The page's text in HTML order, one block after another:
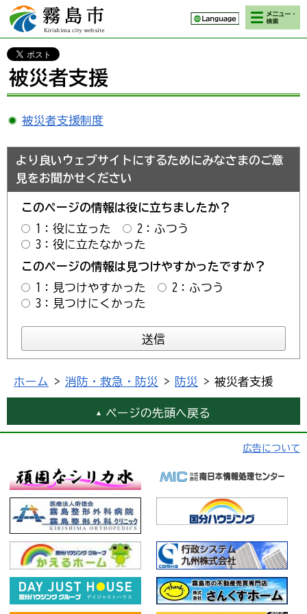
霧島市 Kirishima
city website
検索・メニ
ュー
被災者支援
被災者支援制度
より良いウェブサイトにするためにみなさまのご意
見をお聞かせください
このページの情報は役に立ちましたか？
1：役に立った
2：ふつう
3：役に立たなかった
このページの情報は見つけやすかったですか？
1：見つけやすかった
2：ふつう
3：見つけにくかった
ホーム > 消防・救急・防災 > 防災 > 被災者支援
ページの先頭へ戻る
広告について